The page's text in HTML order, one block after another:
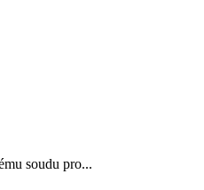
soudu pro...